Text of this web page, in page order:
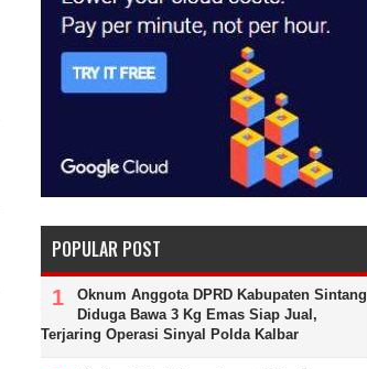
POPULAR POST
Oknum Anggota DPRD Kabupaten Sintang
Diduga Bawa 3 Kg Emas Siap Jual,
Terjaring Operasi Sinyal Polda Kalbar